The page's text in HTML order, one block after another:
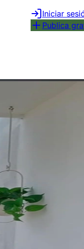
Iniciar
Publica